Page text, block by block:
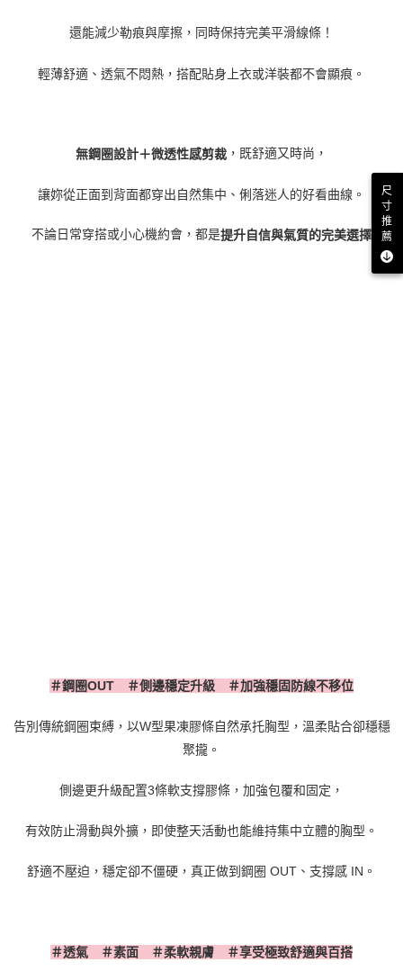
還能減少勒痕與摩擦，同時保持完美平滑線條！
輕薄舒適、透氣不悶熱，搭配貼身上衣或洋裝都不會顯痕。
無鋼圈設計＋微透性感剪裁 ，既舒適又時尚，
讓妳從正面到背面都穿出自然集中、俐落迷人的好看曲線。
不論日常穿搭或小心機約會，都是提升自信與氣質的完美選擇
＃鋼圈OUT ＃側邊穩定升級 ＃加強穩固防線不移位
告別傳統鋼圈束縛，以W型果凍膠條自然承托胸型，溫柔貼合卻穩穩
聚攏。
側邊更升級配置3條軟支撐膠條，加強包覆和固定，
有效防止滑動與外擴，即使整天活動也能維持集中立體的胸型。
舒適不壓迫，穩定卻不僵硬，真正做到鋼圈 OUT 、支撐感 IN 。
＃透氣 ＃素面 ＃柔軟親膚 ＃享受極致舒適與百搭
尺
寸
推
薦